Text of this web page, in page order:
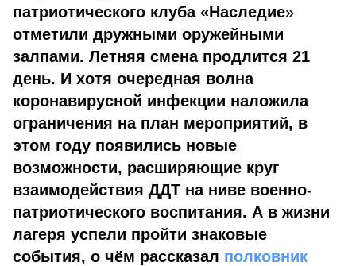
патриотического клуба «Наследие»
отметили дружными оружейными
залпами. Летняя смена продлится 21
день. И хотя очередная волна
коронавирусной инфекции наложила
ограничения на план мероприятий, в
этом году появились новые
возможности, расширяющие круг
взаимодействия ДДТ на ниве военно-
патриотического воспитания. А в жизни
лагеря успели пройти знаковые
события, о чём рассказал полковник